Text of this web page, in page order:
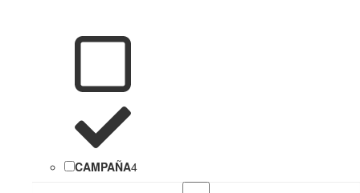
CAMPAÑA4